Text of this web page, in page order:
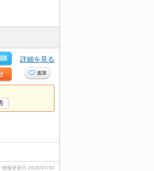
談 詳細を見る
追加
情報更新日 2026/07/30